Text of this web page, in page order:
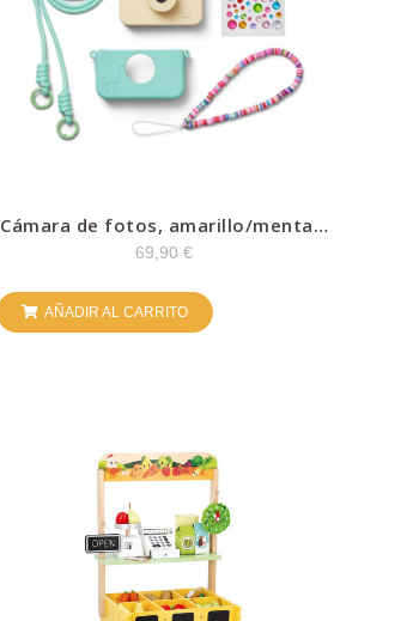
Cámara de fotos, amarillo/menta –
Lalarma
69,90€
AÑADIR AL CARRITO